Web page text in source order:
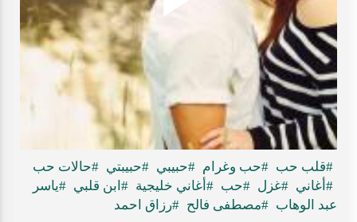
Play
#قلب حب #حب وغرام #حبيبي #حبيبتي #حالات حب
#أغاني #غزل #حب #أغاني خليجية #ابن قلبي #ياسر
عبد الوهاب #مصطفى فالح #رزاق احمد